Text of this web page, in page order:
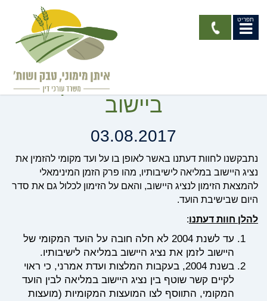
תפריט
חוות דעת - נציג היישוב
במליאה והועד המקומי
ביישוב
03.08.2017
נתבקשנו לחוות דעתנו באשר לאופן בו על ועד מקומי להזמין את
נציג היישוב במליאה לישיבותיו, מהו פרק הזמן המינימאלי
להמצאת הזימון לנציג היישוב, והאם על הזימון לכלול גם את סדר
היום שבישיבת הועד.
להלן חוות דעתנו:
עד לשנת 2004 לא חלה חובה על הועד המקומי של
היישוב לזמן את נציג היישוב במליאה לישיבותיו.
בשנת 2004, בעקבות המלצות ועדת אמרני, כי ראוי
לקיים קשר שוטף בין נציג היישוב במליאה לבין הועד
המקומי, התווסף לצו המועצות המקומיות (מועצות